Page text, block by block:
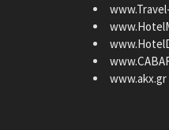
www.akx.gr